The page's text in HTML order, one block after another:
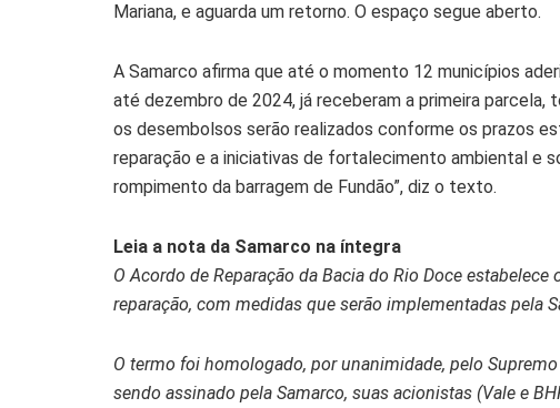
Mariana, e aguarda um retorno. O espaço segue aberto.
A Samarco afirma que até o momento 12 municípios
até dezembro de 2024, já receberam a primeira parcela,
os desembolsos serão realizados conforme os prazos
reparação e a iniciativas de fortalecimento ambiental e
rompimento da barragem de Fundão”, diz o texto.
Leia a nota da Samarco na íntegra
O Acordo de Reparação da Bacia do Rio Doce
reparação, com medidas que serão implementadas pela
O termo foi homologado, por unanimidade, pelo
sendo assinado pela Samarco, suas acionistas (Vale e